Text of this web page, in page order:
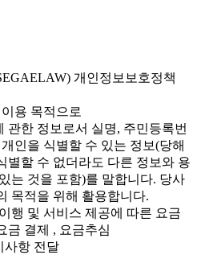
개인정보보호정책
용 목적으로
관한 정보로서 실명, 주민등록번
인을 식별할 수 있는 정보(당해
별할 수 없더라도 다른 정보와 용
는 것을 포함)를 말합니다. 당사
목적을 위해 활용합니다.
행 및 서비스 제공에 따른 요금
금 결제 , 요금추심
사항 전달